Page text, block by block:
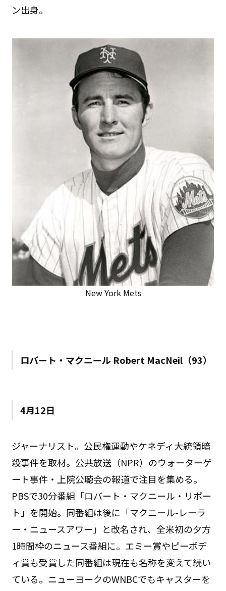
ン出身。
New York Mets
ロバート・マクニール Robert MacNeil（93）
4月12日
ジャーナリスト。公民権運動やケネディ大統領暗
殺事件を取材。公共放送（NPR）のウォーターゲ
ート事件・上院公聴会の報道で注目を集める。
PBSで30分番組「ロバート・マクニール・リポー
ト」を開始。同番組は後に「マクニール-レーラ
ー・ニュースアワー」と改名され、全米初の夕方
1時間枠のニュース番組に。エミー賞やピーボデ
ィ賞も受賞した同番組は現在も名称を変えて続い
ている。ニューヨークのWNBCでもキャスターを